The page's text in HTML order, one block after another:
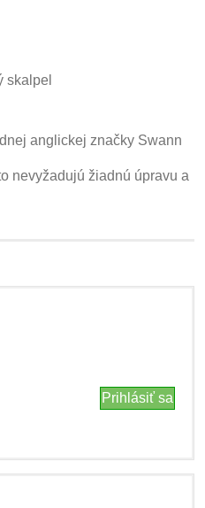
skalpel
anglickej značky Swann
nevyžadujú žiadnú úpravu a